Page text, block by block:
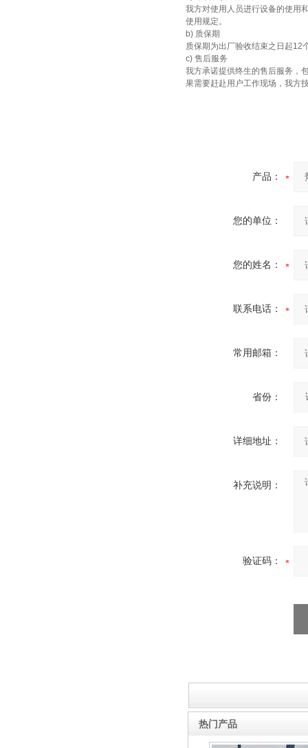
我方对使用人员进行设备的使用
使用规定。
b) 质保期
质保期为出厂验收结束之日起12
c) 售后服务
我方承诺提供终生的售后服务，
果需要赶赴用户工作现场，我方
产品：
您的单位：
您的姓名：
联系电话：
常用邮箱：
省份：
详细地址：
补充说明：
验证码：
热门产品